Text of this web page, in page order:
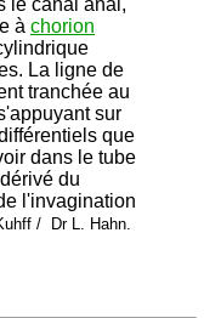
le canal anal,
à chorion
La ligne de
tranchée au
sur
que
dans le tube
du
l'invagination
/ Dr L. Hahn.